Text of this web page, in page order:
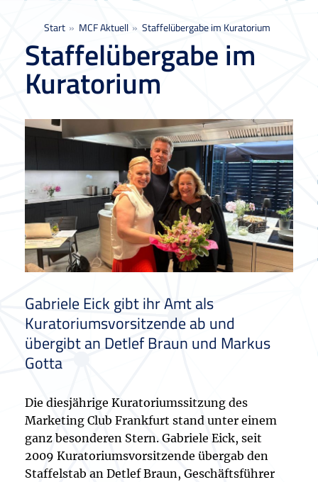
Sie befinden sich hier:
Start MCF Aktuell Staffelübergabe im Kuratorium
Staffelübergabe im
Kuratorium
Gabriele Eick gibt ihr Amt als
Kuratoriumsvorsitzende ab und
übergibt an Detlef Braun und Markus
Gotta
Die diesjährige Kuratoriumssitzung des
Marketing Club Frankfurt stand unter einem
ganz besonderen Stern. Gabriele Eick, seit
2009 Kuratoriumsvorsitzende übergab den
Staffelstab an Detlef Braun, Geschäftsführer